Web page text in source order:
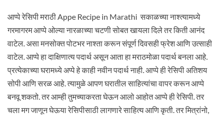
आप्पे रेसिपी मराठी Appe Recipe in Marathi सकाळच्या नाश्त्यामध्ये
गरमागरम आप्पे ओल्या नारळाच्या चटणी सोबत खायला दिले तर किती आनंद
वाटेल. असा मनसोक्त पोटभर नाश्ता करून संपूर्ण दिवसही फ्रेश आणि उत्साही
वाटेल. आप्पे हा दाक्षिणात्य पदार्थ असून आता हा मराठमोळा पदार्थ बनला आहे.
प्रत्येकाच्या घरामध्ये अप्पे हे काही नवीन पदार्थ नाही. आप्पे ही रेसिपी अतिशय
सोपी आणि सरळ आहे. त्यामुळे आपण घरातील साहित्यांचा वापर करून आप्पे
बनवू शकतो. तर आम्ही तुमच्याकरता घेऊन आलो आहोत आप्पे ही रेसिपी. तर
चला मग जाणून घेऊया रेसिपीसाठी लागणारे साहित्य आणि कृती. तर मित्रांनो,